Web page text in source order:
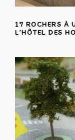
17 ROCHERS À
L’HÔTEL DES